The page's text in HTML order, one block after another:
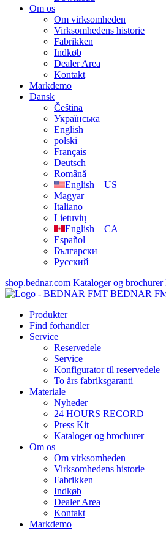
Om os
Om virksomheden
Virksomhedens historie
Fabrikken
Indkøb
Dealer Area
Kontakt
Markdemo
Dansk
Čeština
Українська
English
polski
Français
Deutsch
Română
English – US
Magyar
Italiano
Lietuvių
English – CA
Español
Български
Русский
shop.bednar.com Kataloger og brochurer
BEDNAR
Produkter
Find forhandler
Service
Reservedele
Service
Konfigurator til reservedele
To års fabriksgaranti
Materiale
Nyheder
24 HOURS RECORD
Press Kit
Kataloger og brochurer
Om os
Om virksomheden
Virksomhedens historie
Fabrikken
Indkøb
Dealer Area
Kontakt
Markdemo